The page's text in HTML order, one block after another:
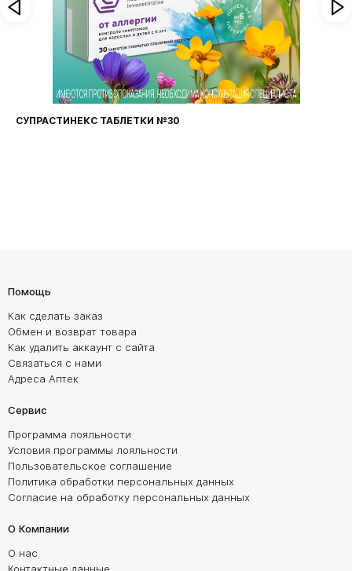
СУПРАСТИНЕКС ТАБЛЕТКИ №30
Помощь
Как сделать заказ
Обмен и возврат товара
Как удалить аккаунт с сайта
Связаться с нами
Адреса Аптек
Сервис
Программа лояльности
Условия программы лояльности
Пользовательское соглашение
Политика обработки персональных данных
Согласие на обработку персональных данных
О Компании
О нас